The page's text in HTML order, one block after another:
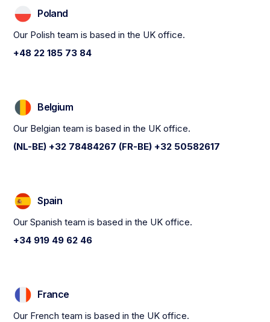
Poland
Our Polish team is based in the UK office.
+48 22 185 73 84
Belgium
Our Belgian team is based in the UK office.
(NL-BE) +32 78484267 (FR-BE) +32 50582617
Spain
Our Spanish team is based in the UK office.
+34 919 49 62 46
France
Our French team is based in the UK office.